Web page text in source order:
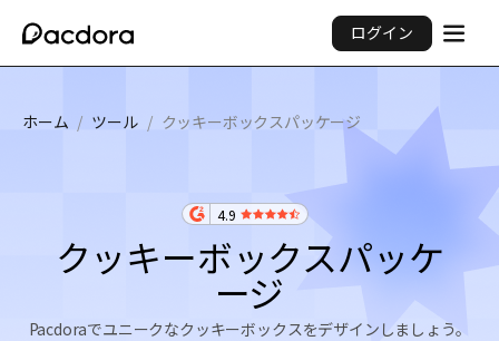
ログイン
ホーム / ツール / クッキーボックスパッケージ
4.9
クッキーボックスパッケ
ージ
Pacdoraでユニークなクッキーボックスをデザインしましょう。